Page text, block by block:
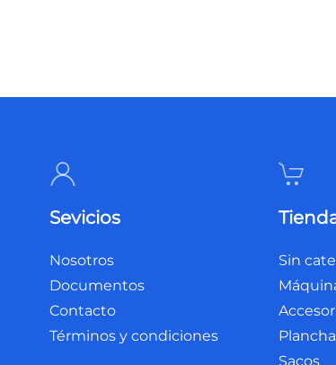
Sevicios
Nosotros
Documentos
Contacto
Términos y condiciones
Sin
Plancha
Sacos